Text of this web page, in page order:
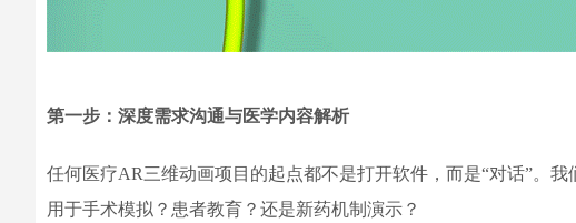
第一步：深度需求沟通与医学内容解析
任何医疗AR三维动画项目的起点都不是打开软件，而是“对话”。
用于手术模拟？患者教育？还是新药机制演示？